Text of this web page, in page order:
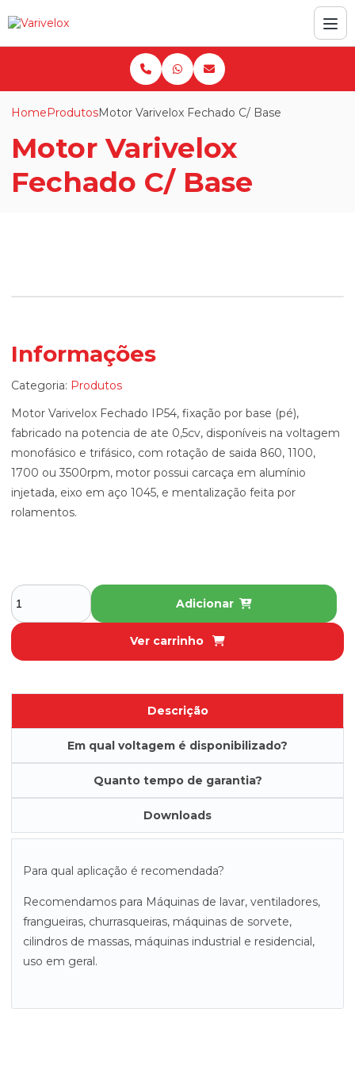
HomeProdutosMotor Varivelox Fechado C/ Base
Motor Varivelox
Fechado C/ Base
Informações
Categoria: Produtos
Motor Varivelox Fechado IP54, fixação por base (pé),
fabricado na potencia de ate 0,5cv, disponíveis na voltagem
monofásico e trifásico, com rotação de saida 860, 1100,
1700 ou 3500rpm, motor possui carcaça em alumínio
injetada, eixo em aço 1045, e mentalização feita por
rolamentos.
Adicionar
Ver carrinho
Descrição
Em qual voltagem é disponibilizado?
Quanto tempo de garantia?
Downloads
Para qual aplicação é recomendada?
Recomendamos para Máquinas de lavar, ventiladores,
frangueiras, churrasqueiras, máquinas de sorvete,
cilindros de massas, máquinas industrial e residencial,
uso em geral.